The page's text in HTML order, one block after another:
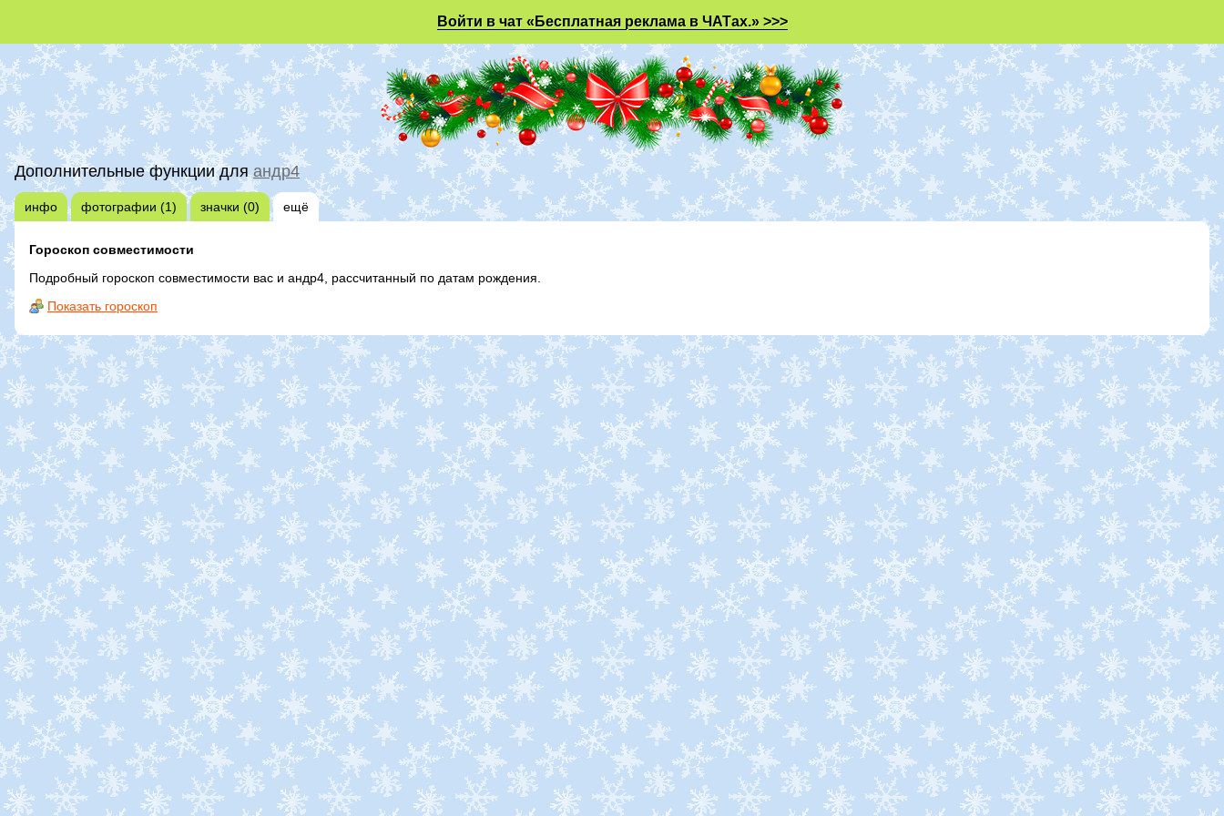
Войти в чат «Бесплатная реклама в ЧАТах.» >>>
Дополнительные функции дляандр4
инфо фотографии (1) значки (0) ещё
Гороскоп совместимости
Подробный гороскоп совместимости вас и андр4, рассчитанный по датам рождения.
Показать гороскоп